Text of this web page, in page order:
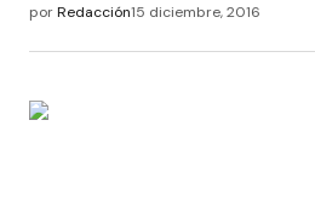
porRedacción15 diciembre, 2016